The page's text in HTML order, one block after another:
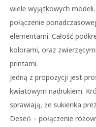
wiele wyjątkowych
połączenie
elementami. Całość
kolorami, oraz
printami.
Jedną z propozycji jest
kwiatowym nadrukiem.
sprawiają, że sukienka
Deseń – połączenie